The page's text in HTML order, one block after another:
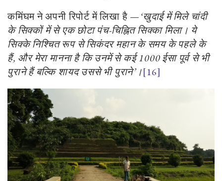
कमिंघम ने अपनी रिपोर्ट में लिखा है —‘खुदाई में मिले चांदी
के सिक्कों में से एक छोटा पंच-चिह्नित सिक्का मिला। ये
सिक्के निश्चित रूप से सिकंदर महान के समय के पहले के
हैं, और मेरा मानना है कि उनमें से कई1000ईसा पूर्व से भी
पुराने हैं बल्कि शायद उससे भी पुराने’।[16]